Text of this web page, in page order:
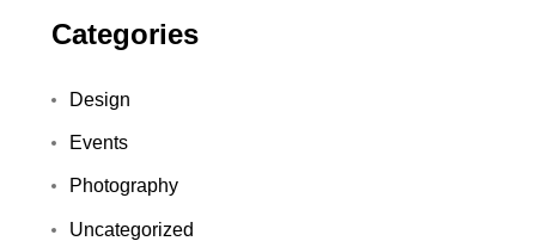
Categories
Design
Events
Photography
Uncategorized